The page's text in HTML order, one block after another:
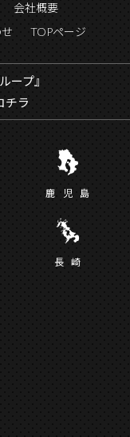
会社概要
TOPページ
ープ』
チラ
鹿児 島
長崎